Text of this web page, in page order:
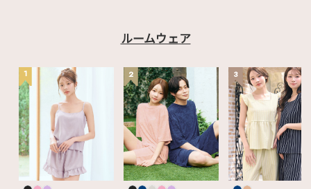
┈♡ #aimerfeel #エ
メフィール #ランジェ
リーブランド #ランジ
ェリーショップ #下着
通販 #大人可愛い #か
わいい #ランジェリー
#かわいいランジェリ
ー #大人エレガント #
大人ガーリー #ブラ #
コード #ブラジャー #
ノンワイヤー #レース
#ノンワイヤーブラ #
ルームウェア
1 2 3